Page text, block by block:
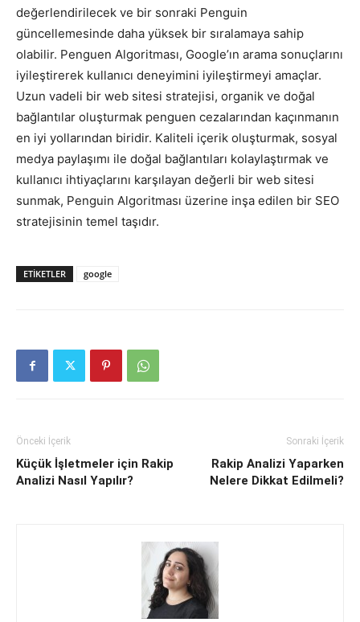
değerlendirilecek ve bir sonraki Penguin
güncellemesinde daha yüksek bir sıralamaya sahip
olabilir. Penguen Algoritması, Google’ın arama sonuçlarını
iyileştirerek kullanıcı deneyimini iyileştirmeyi amaçlar.
Uzun vadeli bir web sitesi stratejisi, organik ve doğal
bağlantılar oluşturmak penguen cezalarından kaçınmanın
en iyi yollarından biridir. Kaliteli içerik oluşturmak, sosyal
medya paylaşımı ile doğal bağlantıları kolaylaştırmak ve
kullanıcı ihtiyaçlarını karşılayan değerli bir web sitesi
sunmak, Penguin Algoritması üzerine inşa edilen bir SEO
stratejisinin temel taşıdır.
ETIKETLER google
Önceki İçerik
Küçük İşletmeler için Rakip
Analizi Nasıl Yapılır?
Sonraki İçerik
Rakip Analizi Yaparken
Nelere Dikkat Edilmeli?